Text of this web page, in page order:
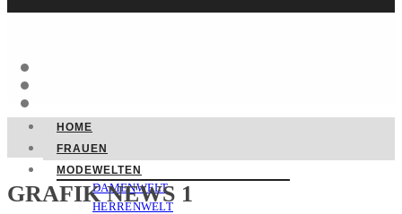
HOME
FRAUEN
MODEWELTEN
DAMENWELT
HERRENWELT
GRAFIK NEWS 1